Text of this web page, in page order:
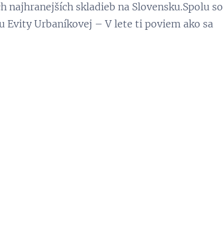
najhranejších skladieb na Slovensku.Spolu so
Urbaníkovej – V lete ti poviem ako sa